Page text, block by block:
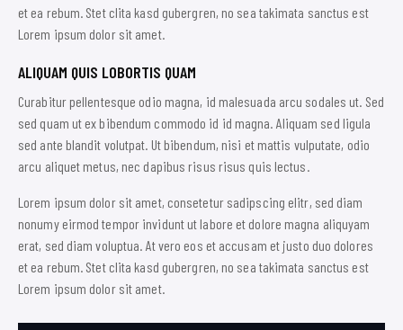
et ea rebum. Stet clita kasd gubergren, no sea takimata sanctus est
Lorem ipsum dolor sit amet.
ALIQUAM QUIS LOBORTIS QUAM
Curabitur pellentesque odio magna, id malesuada arcu sodales ut. Sed
sed quam ut ex bibendum commodo id id magna. Aliquam sed ligula
sed ante blandit volutpat. Ut bibendum, nisi et mattis vulputate, odio
arcu aliquet metus, nec dapibus risus risus quis lectus.
Lorem ipsum dolor sit amet, consetetur sadipscing elitr, sed diam
nonumy eirmod tempor invidunt ut labore et dolore magna aliquyam
erat, sed diam voluptua. At vero eos et accusam et justo duo dolores
et ea rebum. Stet clita kasd gubergren, no sea takimata sanctus est
Lorem ipsum dolor sit amet.